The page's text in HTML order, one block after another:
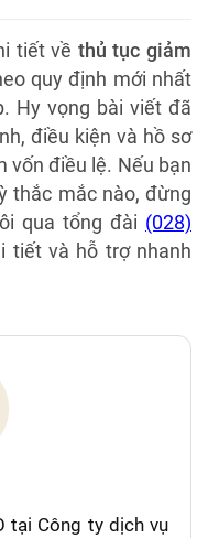
tiết về thủ tục giảm
quy định mới nhất
Hy vọng bài viết đã
điều kiện và hồ sơ
vốn điều lệ. Nếu bạn
thắc mắc nào, đừng
qua tổng đài (028)
tiết và hỗ trợ nhanh
tại Công ty dịch vụ